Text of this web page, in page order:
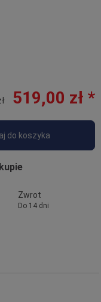
519,00 zł *
do koszyka
Zwrot
Do 14 dni